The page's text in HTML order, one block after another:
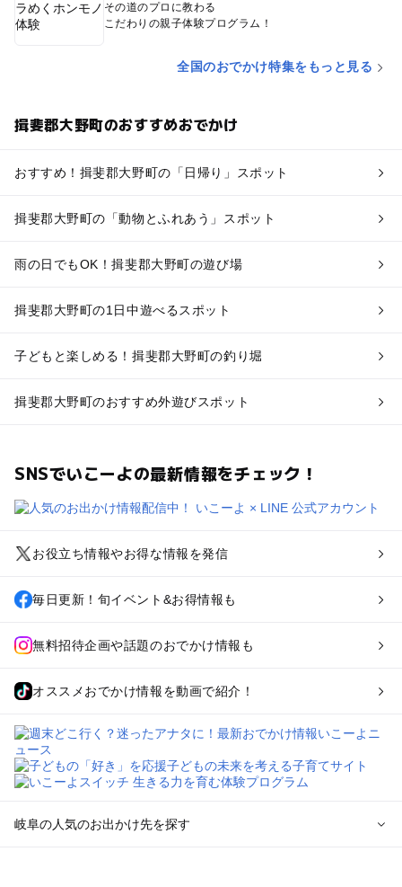
その道のプロに教わる
こだわりの親子体験プログラム！
全国のおでかけ特集をもっと見る
揖斐郡大野町のおすすめおでかけ
おすすめ！揖斐郡大野町の「日帰り」スポット
揖斐郡大野町の「動物とふれあう」スポット
雨の日でもOK！揖斐郡大野町の遊び場
揖斐郡大野町の1日中遊べるスポット
子どもと楽しめる！揖斐郡大野町の釣り堀
揖斐郡大野町のおすすめ外遊びスポット
SNSでいこーよの最新情報をチェック！
お役立ち情報やお得な情報を発信
毎日更新！旬イベント&お得情報も
無料招待企画や話題のおでかけ情報も
オススメおでかけ情報を動画で紹介！
岐阜の人気のお出かけ先を探す